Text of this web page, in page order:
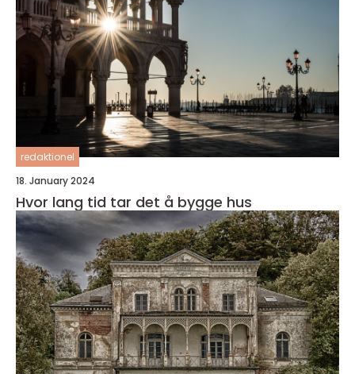
redaktionel
18. January 2024
Hvor lang tid tar det å bygge hus